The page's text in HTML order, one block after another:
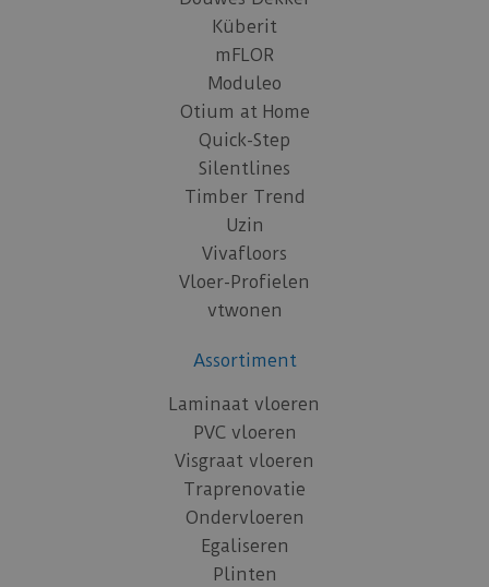
Küberit
mFLOR
Moduleo
Otium at Home
Quick-Step
Silentlines
Timber Trend
Uzin
Vivafloors
Vloer-Profielen
vtwonen
Assortiment
Laminaat vloeren
PVC vloeren
Visgraat vloeren
Traprenovatie
Ondervloeren
Egaliseren
Plinten